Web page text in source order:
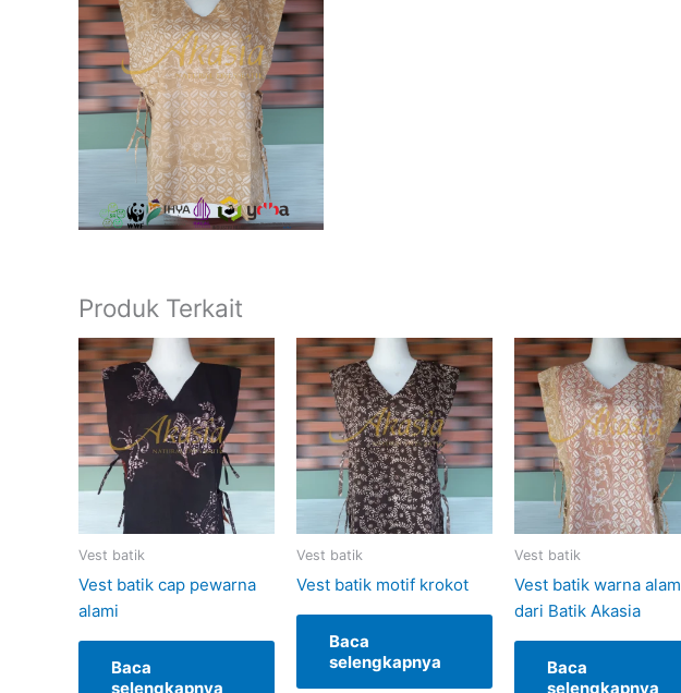
Produk Terkait
Vest batik
Vest batik cap pewarna
alami
Baca
selengkapnya
Vest batik
Vest batik motif krokot
Baca
selengkapnya
Vest batik
Vest batik warna alam
dari Batik Akasia
Baca
selengkapnya